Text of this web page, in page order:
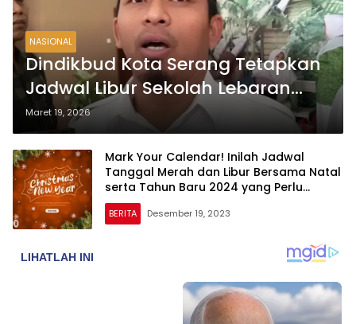
NASIONAL
Dindikbud Kota Serang Tetapkan
Jadwal Libur Sekolah Lebaran
1447 H
Maret 19, 2026
Mark Your Calendar! Inilah Jadwal
Tanggal Merah dan Libur Bersama Natal
serta Tahun Baru 2024 yang Perlu
Dicatat
BERITA Desember 19, 2023